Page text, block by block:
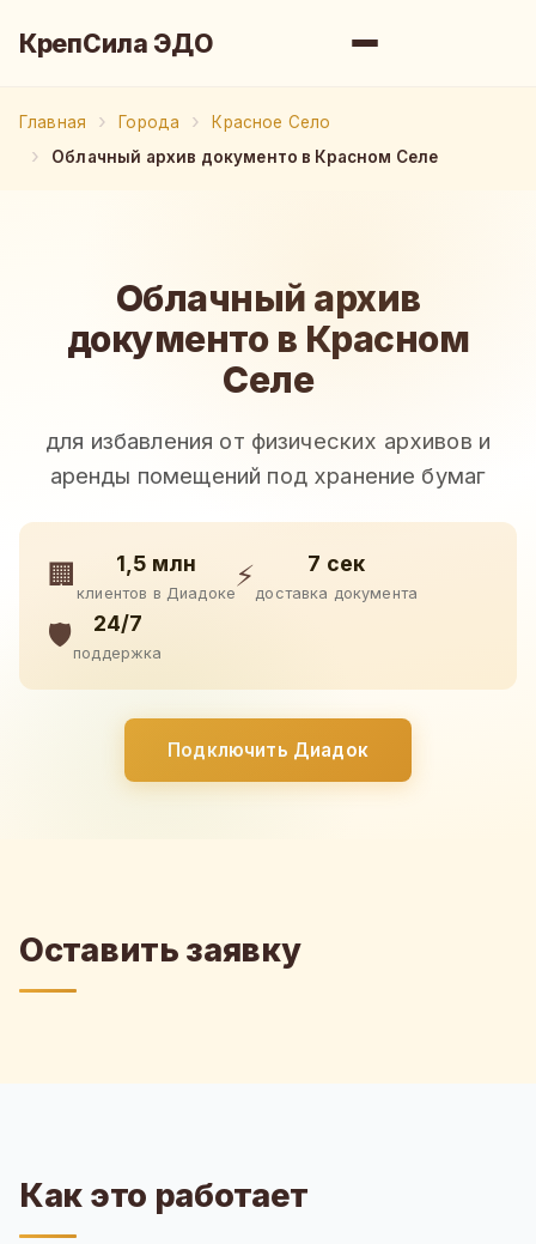
КрепСила ЭДО
Главная Города
Красное Село
Облачный архив документо в Красном Селе
Облачный архив
документо в Красном
Селе
для избавления от физических архивов и
аренды помещений под хранение бумаг
🏢 1,5 млн
клиентов в Диадоке
⚡ 7 сек
доставка документа
🛡️ 24/7
поддержка
Подключить Диадок
Оставить заявку
Как это работает